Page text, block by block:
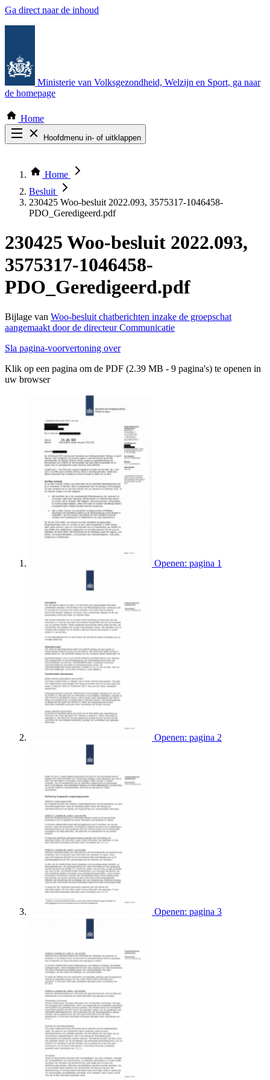
Ga direct naar de inhoud
Ministerie van Volksgezondheid, Welzijn en Sport, ga naar
de homepage
Home
Hoofdmenu in- of uitklappen
Thema COVID-19
Bekijk per bestuursorgaan
Home
Besluit
230425 Woo-besluit 2022.093, 3575317-1046458-
PDO_Geredigeerd.pdf
230425 Woo-besluit 2022.093,
3575317-1046458-
PDO_Geredigeerd.pdf
Bijlage van Woo-besluit chatberichten inzake de groepschat
aangemaakt door de directeur Communicatie
Sla pagina-voorvertoning over
Klik op een pagina om de PDF (2.39 MB - 9 pagina's) te openen in
uw browser
Openen: pagina 1
Openen: pagina 2
Openen: pagina 3